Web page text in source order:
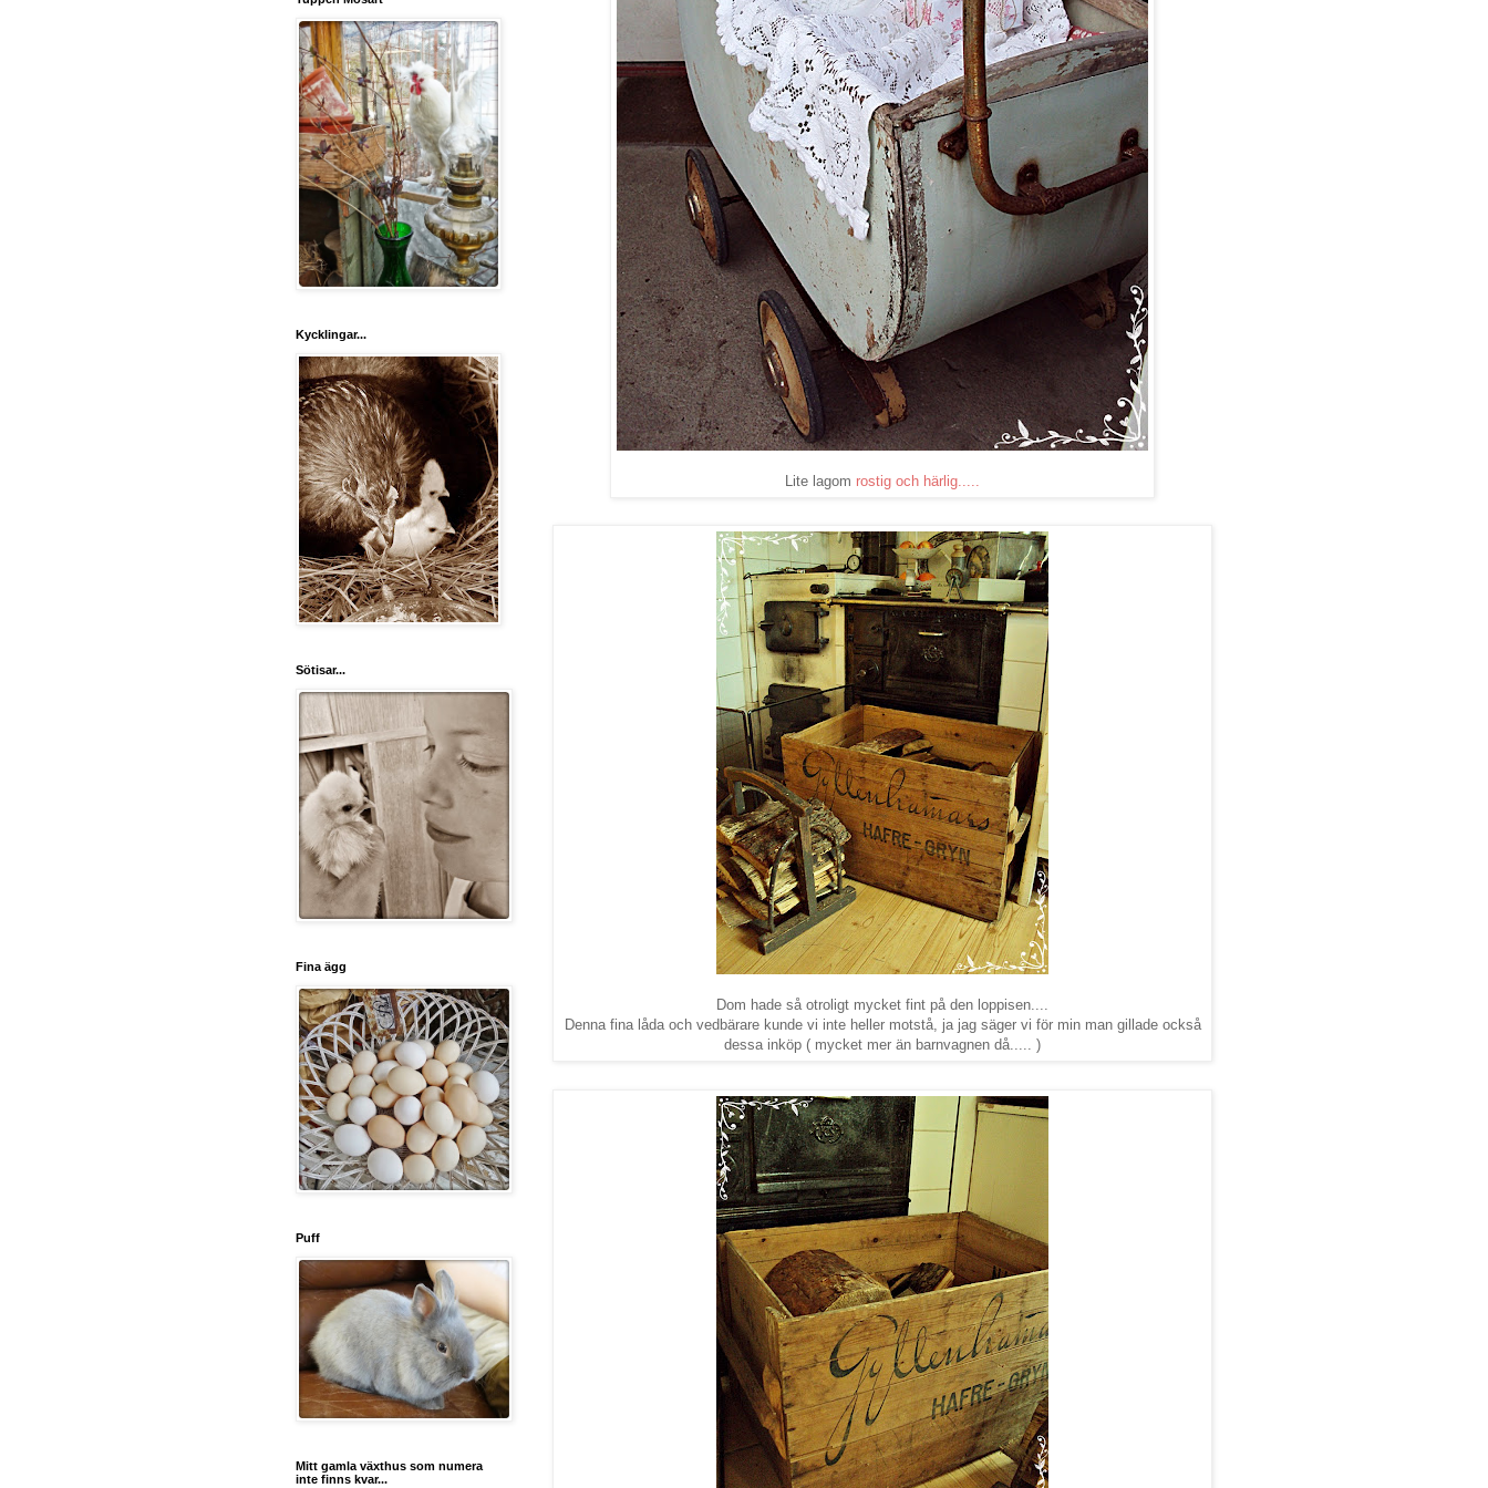
Lite lagom rostig och härlig.....
Dom hade så otroligt mycket fint på den loppisen....
Denna fina låda och vedbärare kunde vi inte heller motstå, ja jag säger vi för min man gillade också
dessa inköp ( mycket mer än barnvagnen då..... )
Kycklingar...
Sötisar...
Fina ägg
Puff
Mitt gamla växthus som numera
inte finns kvar...